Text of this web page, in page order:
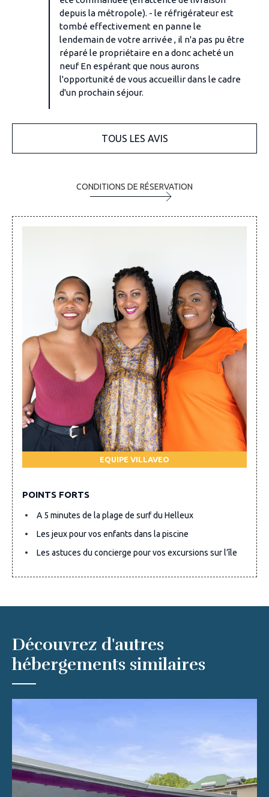
depuis la métropole). - le réfrigérateur est
tombé effectivement en panne le
lendemain de votre arrivée , il n'a pas pu être
réparé le propriétaire en a donc acheté un
neuf En espérant que nous aurons
l'opportunité de vous accueillir dans le cadre
d'un prochain séjour.
TOUS LES AVIS
CONDITIONS DE RÉSERVATION
EQUIPE VILLAVEO
POINTS FORTS
A 5 minutes de la plage de surf du Helleux
Les jeux pour vos enfants dans la piscine
Les astuces du concierge pour vos excursions sur l’île
Découvrez d'autres
hébergements similaires